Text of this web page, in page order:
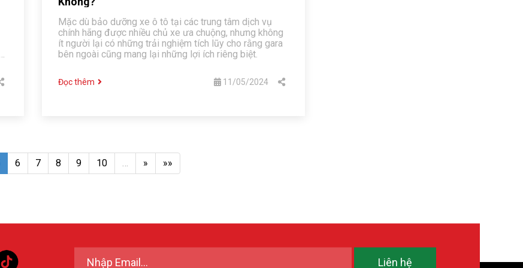
Mặc dù bảo dưỡng xe ô tô tại các trung tâm dịch vụ
chính hãng được nhiều chủ xe ưa chuộng, nhưng không
ít người lại có những trải nghiệm tích lũy cho rằng gara
bên ngoài cũng mang lại những lợi ích riêng biệt.
Đọc thêm 11/05/2024
6 7 8 9 10 » »»
Liên hệ